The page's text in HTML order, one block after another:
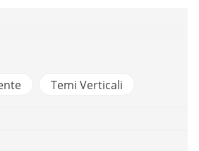
Temi Verticali